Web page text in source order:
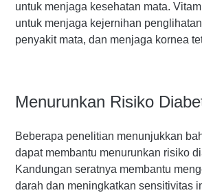
untuk menjaga kesehatan mata.
untuk menjaga kejernihan
penyakit mata, dan menjaga kornea
Menurunkan Risiko
Beberapa penelitian menunjukkan
dapat membantu menurunkan risiko
Kandungan seratnya membantu
darah dan meningkatkan sensitivitas